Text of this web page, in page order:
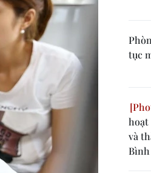
tục
hoạt
và
Bình